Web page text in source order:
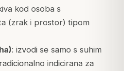
kod osoba s
(zrak i prostor) tipom
: izvodi se samo s suhim
indicirana za